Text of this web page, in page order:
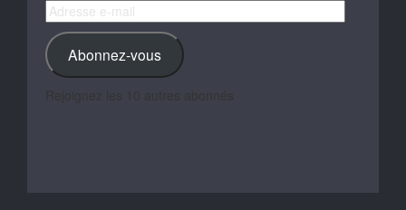
Adresse
e-
mail
Abonnez-vous